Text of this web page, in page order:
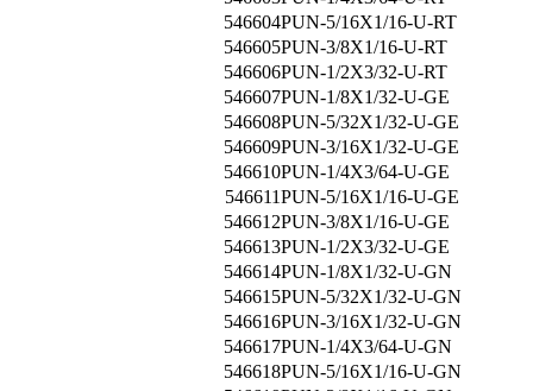
546604PUN-5/16X1/16-U-RT
546605PUN-3/8X1/16-U-RT
546606PUN-1/2X3/32-U-RT
546607PUN-1/8X1/32-U-GE
546608PUN-5/32X1/32-U-GE
546609PUN-3/16X1/32-U-GE
546610PUN-1/4X3/64-U-GE
546611PUN-5/16X1/16-U-GE
546612PUN-3/8X1/16-U-GE
546613PUN-1/2X3/32-U-GE
546614PUN-1/8X1/32-U-GN
546615PUN-5/32X1/32-U-GN
546616PUN-3/16X1/32-U-GN
546617PUN-1/4X3/64-U-GN
546618PUN-5/16X1/16-U-GN